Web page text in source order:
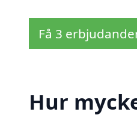
Få 3
Hur